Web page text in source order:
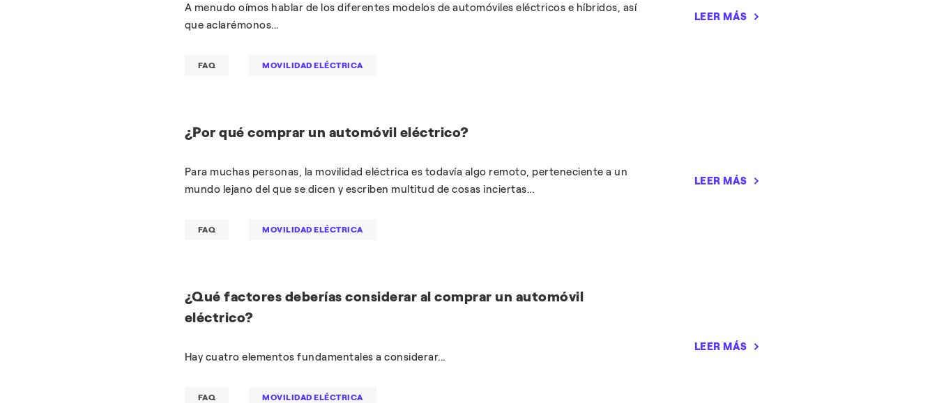
A menudo oímos hablar de los diferentes modelos de automóviles eléctricos e híbridos, así
que aclarémonos...
LEER MÁS
FAQ MOVILIDAD ELÉCTRICA
¿Por qué comprar un automóvil eléctrico?
Para muchas personas, la movilidad eléctrica es todavía algo remoto, perteneciente a un
mundo lejano del que se dicen y escriben multitud de cosas inciertas...
LEER MÁS
FAQ MOVILIDAD ELÉCTRICA
¿Qué factores deberías considerar al comprar un automóvil
eléctrico?
Hay cuatro elementos fundamentales a considerar...
LEER MÁS
FAQ MOVILIDAD ELÉCTRICA